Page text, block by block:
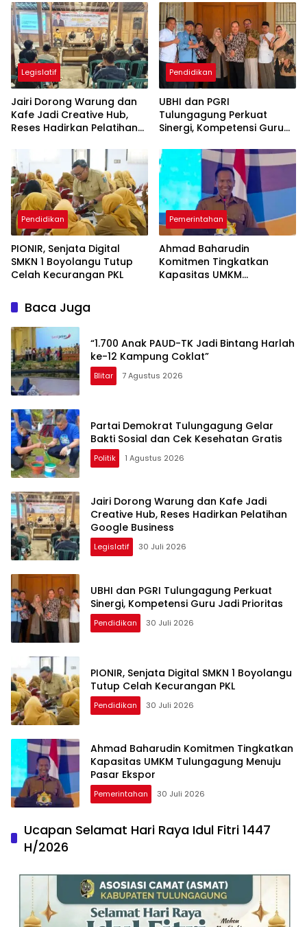
Legislatif
Jairi Dorong Warung dan
Kafe Jadi Creative Hub,
Reses Hadirkan Pelatihan
Pendidikan
UBHI dan PGRI
Tulungagung Perkuat
Sinergi, Kompetensi Guru
Pendidikan
PIONIR, Senjata Digital
SMKN 1 Boyolangu Tutup
Celah Kecurangan PKL
Pemerintahan
Ahmad Baharudin
Komitmen Tingkatkan
Kapasitas UMKM
Baca Juga
“1.700 Anak PAUD-TK Jadi Bintang Harlah
ke-12 Kampung Coklat”
Blitar 7 Agustus 2026
Partai Demokrat Tulungagung Gelar
Bakti Sosial dan Cek Kesehatan Gratis
Politik 1 Agustus 2026
Jairi Dorong Warung dan Kafe Jadi
Creative Hub, Reses Hadirkan Pelatihan
Google Business
Legislatif 30 Juli 2026
UBHI dan PGRI Tulungagung Perkuat
Sinergi, Kompetensi Guru Jadi Prioritas
Pendidikan 30 Juli 2026
PIONIR, Senjata Digital SMKN 1 Boyolangu
Tutup Celah Kecurangan PKL
Pendidikan 30 Juli 2026
Ahmad Baharudin Komitmen Tingkatkan
Kapasitas UMKM Tulungagung Menuju
Pasar Ekspor
Pemerintahan 30 Juli 2026
Ucapan Selamat Hari Raya Idul Fitri 1447
H/2026